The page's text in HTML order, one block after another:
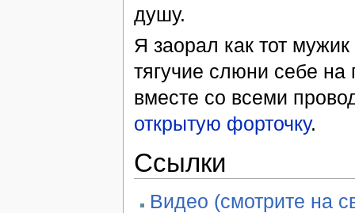
душу.
Я заорал как тот
тягучие слюни себе на
вместе со всеми
открытую форточку.
Ссылки
Видео (смотрите на